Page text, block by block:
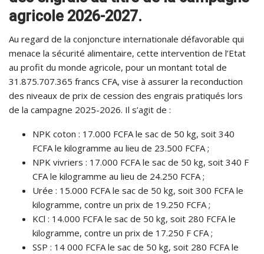
agricole 2026-2027.
Au regard de la conjoncture internationale défavorable qui
menace la sécurité alimentaire, cette intervention de l’Etat
au profit du monde agricole, pour un montant total de
31.875.707.365 francs CFA, vise à assurer la reconduction
des niveaux de prix de cession des engrais pratiqués lors
de la campagne 2025-2026. Il s’agit de :
NPK coton : 17.000 FCFA le sac de 50 kg, soit 340
FCFA le kilogramme au lieu de 23.500 FCFA ;
NPK vivriers : 17.000 FCFA le sac de 50 kg, soit 340 F
CFA le kilogramme au lieu de 24.250 FCFA ;
Urée : 15.000 FCFA le sac de 50 kg, soit 300 FCFA le
kilogramme, contre un prix de 19.250 FCFA ;
KCl : 14.000 FCFA le sac de 50 kg, soit 280 FCFA le
kilogramme, contre un prix de 17.250 F CFA ;
SSP : 14 000 FCFA le sac de 50 kg, soit 280 FCFA le